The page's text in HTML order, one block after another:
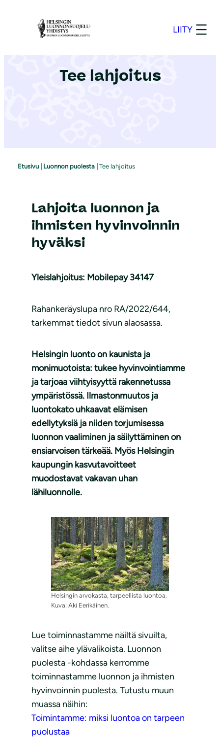
LIITY
Tee lahjoitus
Etusivu Luonnon puolesta Tee lahjoitus
Lahjoita luonnon ja
ihmisten hyvinvoinnin
hyväksi
Yleislahjoitus: Mobilepay 34147
Rahankeräyslupa nro RA/2022/644,
tarkemmat tiedot sivun alaosassa.
Helsingin luonto on kaunista ja
monimuotoista: tukee hyvinvointiamme
ja tarjoaa viihtyisyyttä rakennetussa
ympäristössä. Ilmastonmuutos ja
luontokato uhkaavat elämisen
edellytyksiä ja niiden torjumisessa
luonnon vaaliminen ja säilyttäminen on
ensiarvoisen tärkeää. Myös Helsingin
kaupungin kasvutavoitteet
muodostavat vakavan uhan
lähiluonnolle.
Helsingin arvokasta, tarpeellista luontoa.
Kuva: Aki Eerikäinen.
Lue toiminnastamme näiltä sivuilta,
valitse aihe ylävalikoista. Luonnon
puolesta -kohdassa kerromme
toiminnastamme luonnon ja ihmisten
hyvinvoinnin puolesta. Tutustu muun
muassa näihin:
Toimintamme: miksi luontoa on tarpeen
puolustaa